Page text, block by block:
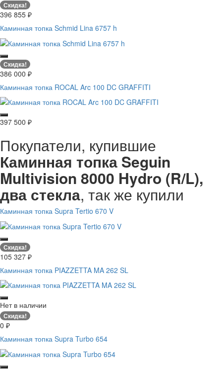
Скидка!
396 855 ₽
Каминная топка Schmid Lina 6757 h
Скидка!
386 000 ₽
Каминная топка ROCAL Arc 100 DC GRAFFITI
397 500 ₽
Покупатели, купившие
Каминная топка Seguin
Multivision 8000 Hydro (R/L),
два стекла, так же купили
Каминная топка Supra Tertio 670 V
Скидка!
105 327 ₽
Каминная топка PIAZZETTA MA 262 SL
Нет в наличии
Скидка!
0 ₽
Каминная топка Supra Turbo 654